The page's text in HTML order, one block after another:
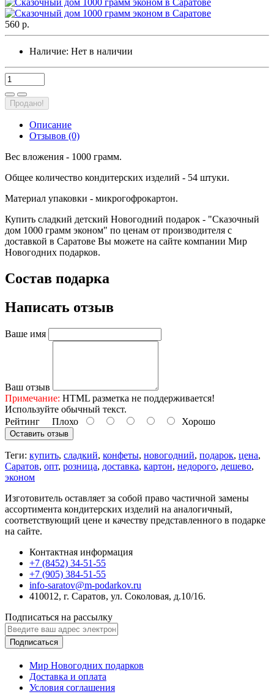
560 р.
Наличие: Нет в наличии
Продано!
Описание
Отзывов (0)
Вес вложения - 1000 грамм.
Общее количество кондитерских изделий - 54 штуки.
Материал упаковки - микрогофрокартон.
Купить сладкий детский Новогодний подарок - "Сказочный
дом 1000 грамм эконом" по ценам от производителя с
доставкой в Саратове Вы можете на сайте компании Мир
Новогодних подарков.
Состав подарка
Написать отзыв
Ваше имя
Ваш отзыв
Примечание: HTML разметка не поддерживается!
Используйте обычный текст.
Рейтинг Плохо Хорошо
Оставить отзыв
Теги: купить, сладкий, конфеты, новогодний, подарок, цена,
Саратов, опт, розница, доставка, картон, недорого, дешево,
эконом
Изготовитель оставляет за собой право частичной замены
ассортимента кондитерских изделий на аналогичный,
соответствующий цене и качеству представленного в подарке
на сайте.
Контактная информация
+7 (8452) 34-51-55
+7 (905) 384-51-55
info-saratov@m-podarkov.ru
410012, г. Саратов, ул. Соколовая, д.10/16.
Подписаться на рассылку
Подписаться
Мир Новогодних подарков
Доставка и оплата
Условия соглашения